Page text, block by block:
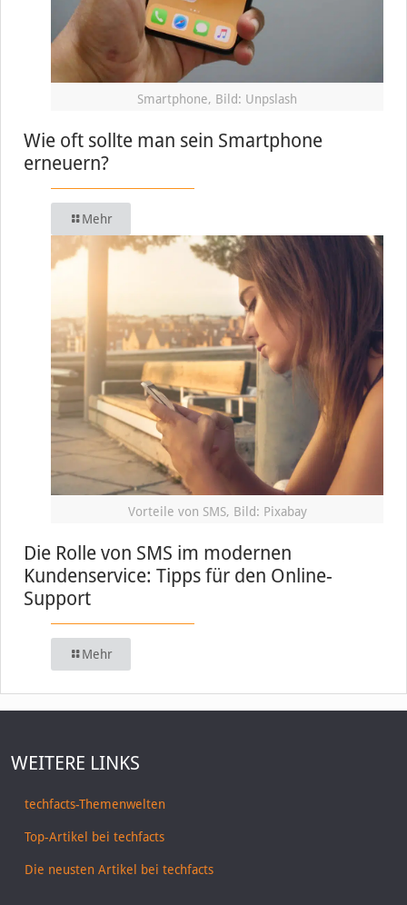
Smartphone, Bild: Unpslash
Wie oft sollte man sein Smartphone
erneuern?
Mehr
Vorteile von SMS, Bild: Pixabay
Die Rolle von SMS im modernen
Kundenservice: Tipps für den Online-
Support
Mehr
WEITERE LINKS
techfacts-Themenwelten
Top-Artikel bei techfacts
Die neusten Artikel bei techfacts